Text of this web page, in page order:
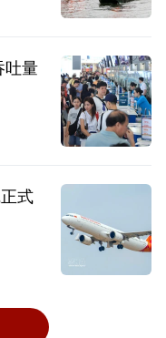
吐量
式